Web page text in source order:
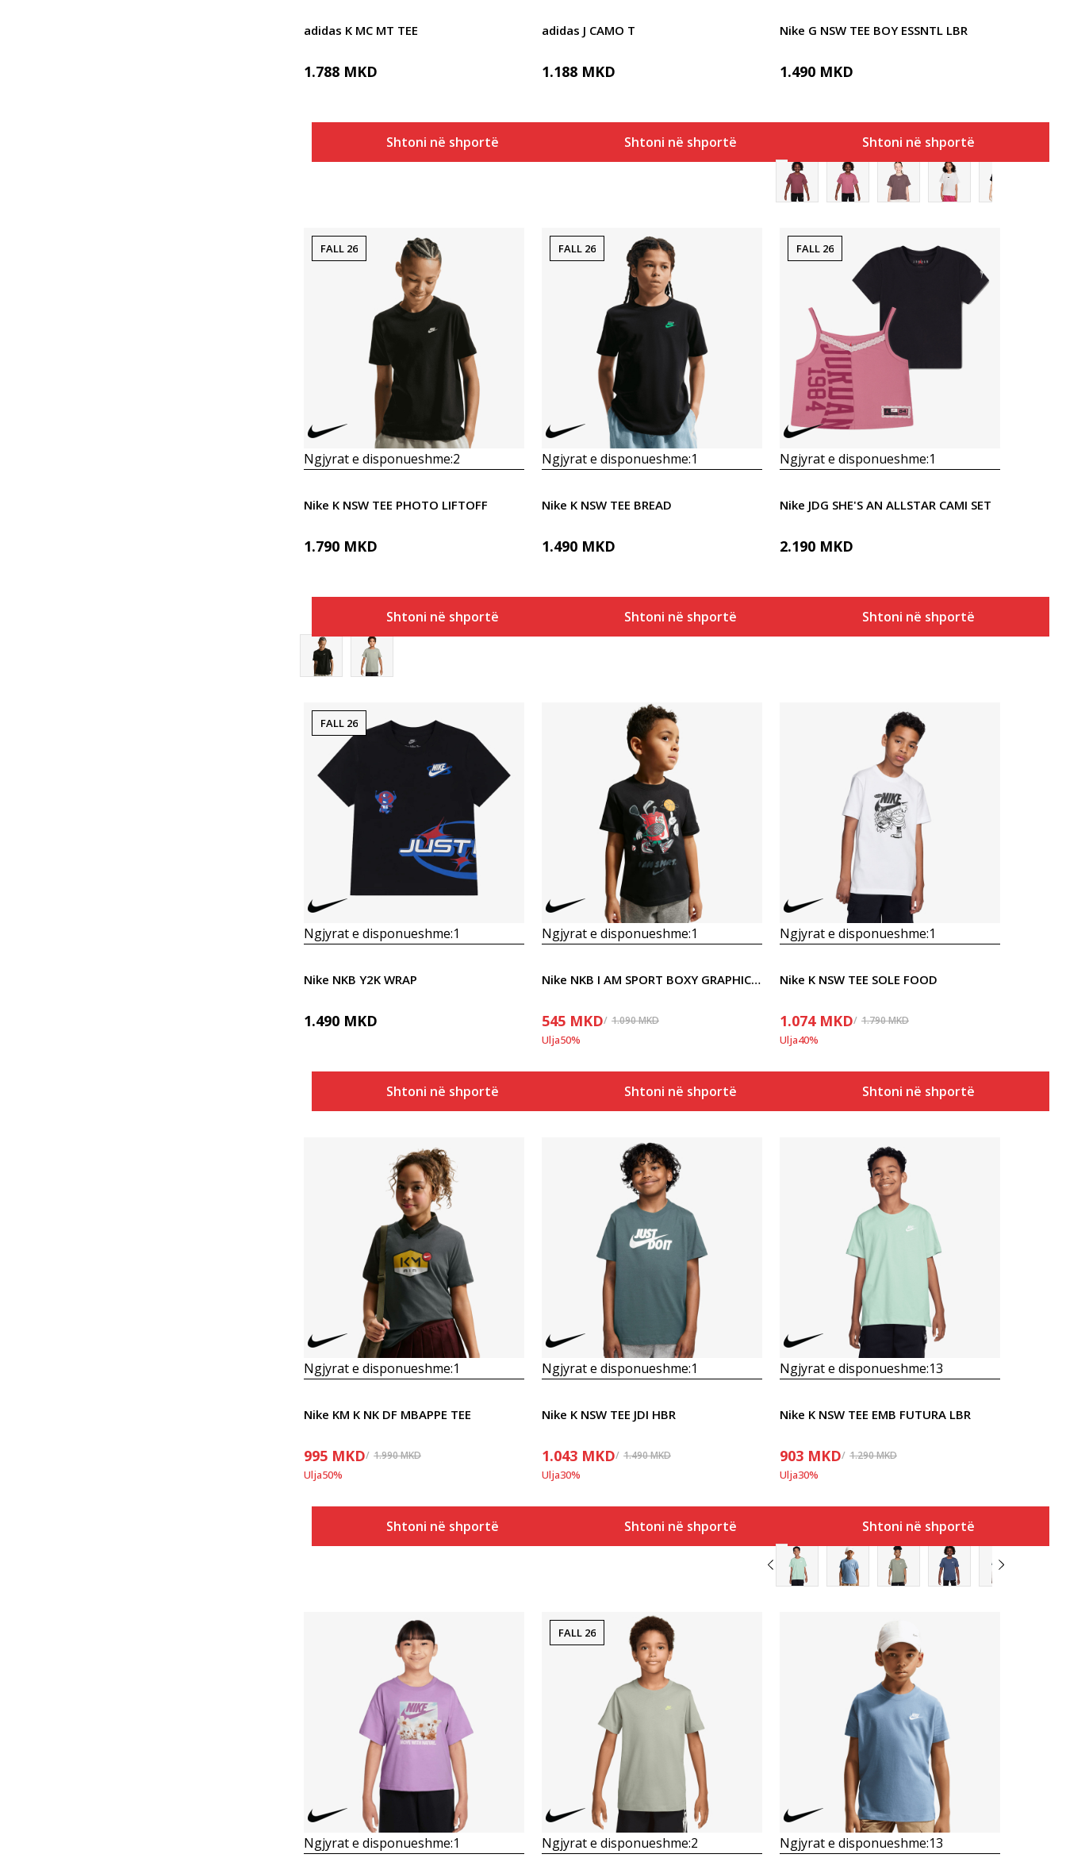
adidas K MC MT TEE
1.788 MKD
Shtoni në shportë
adidas J CAMO T
1.188 MKD
Shtoni në shportë
Nike G NSW TEE BOY ESSNTL LBR
1.490 MKD
Shtoni në shportë
Krahasoni
FALL 26
Ngjyrat e disponueshme:2
Nike K NSW TEE PHOTO LIFTOFF
1.790 MKD
Shtoni në shportë
FALL 26
Ngjyrat e disponueshme:1
Nike K NSW TEE BREAD
1.490 MKD
Shtoni në shportë
Krahasoni
FALL 26
Ngjyrat e disponueshme:1
Nike JDG SHE'S AN ALLSTAR CAMI SET
2.190 MKD
Shtoni në shportë
Krahasoni
FALL 26
Ngjyrat e disponueshme:1
Nike NKB Y2K WRAP
1.490 MKD
Shtoni në shportë
Krahasoni
Ngjyrat e disponueshme:1
Nike NKB I AM SPORT BOXY GRAPHIC TE
545 MKD 1.090MKD
Ulja50%
Shtoni në shportë
Krahasoni
Ngjyrat e disponueshme:1
Nike K NSW TEE SOLE FOOD
1.074 MKD 1.790MKD
Ulja40%
Shtoni në shportë
Krahasoni
Ngjyrat e disponueshme:1
Nike KM K NK DF MBAPPE TEE
995 MKD 1.990MKD
Ulja50%
Shtoni në shportë
Krahasoni
Ngjyrat e disponueshme:1
Nike K NSW TEE JDI HBR
1.043 MKD 1.490MKD
Ulja30%
Shtoni në shportë
Krahasoni
Ngjyrat e disponueshme:13
Nike K NSW TEE EMB FUTURA LBR
903 MKD 1.290MKD
Ulja30%
Shtoni në shportë
Krahasoni
Ngjyrat e disponueshme:1
Krahasoni
FALL 26
Ngjyrat e disponueshme:2
Krahasoni
Ngjyrat e disponueshme:13